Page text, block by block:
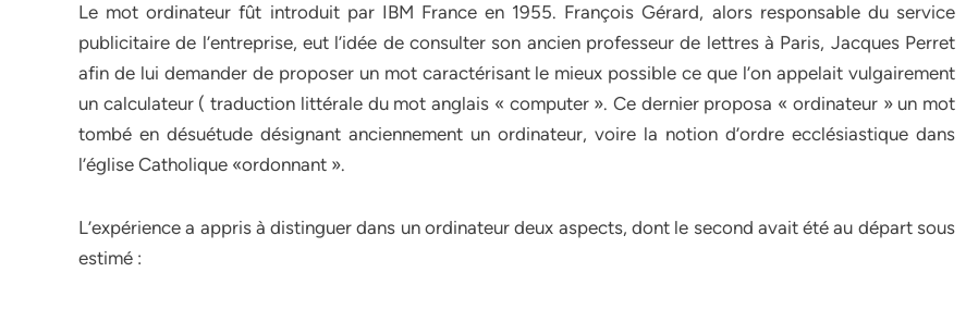
Le mot ordinateur fût introduit par IBM France en 1955. François Gérard, alors responsable du service
publicitaire de l’entreprise, eut l’idée de consulter son ancien professeur de lettres à Paris, Jacques Perret
afin de lui demander de proposer un mot caractérisant le mieux possible ce que l’on appelait vulgairement
un calculateur ( traduction littérale du mot anglais « computer ». Ce dernier proposa « ordinateur » un mot
tombé en désuétude désignant anciennement un ordinateur, voire la notion d’ordre ecclésiastique dans
l’église Catholique «ordonnant ».
L’expérience a appris à distinguer dans un ordinateur deux aspects, dont le second avait été au départ sous
estimé :